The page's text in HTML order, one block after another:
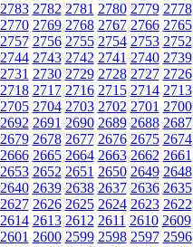
2783 2782 2781 2780 2779 2778
2770 2769 2768 2767 2766 2765
2757 2756 2755 2754 2753 2752
2744 2743 2742 2741 2740 2739
2731 2730 2729 2728 2727 2726
2718 2717 2716 2715 2714 2713
2705 2704 2703 2702 2701 2700
2692 2691 2690 2689 2688 2687
2679 2678 2677 2676 2675 2674
2666 2665 2664 2663 2662 2661
2653 2652 2651 2650 2649 2648
2640 2639 2638 2637 2636 2635
2627 2626 2625 2624 2623 2622
2614 2613 2612 2611 2610 2609
2601 2600 2599 2598 2597 2596